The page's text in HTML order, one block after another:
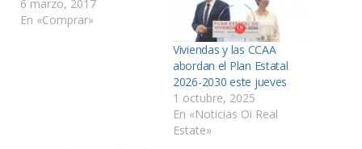
6 marzo, 2017
En «Comprar»
Viviendas y las CCAA
abordan el Plan Estatal
2026-2030 este jueves
1 octubre, 2025
En «Noticias Oi Real
Estate»